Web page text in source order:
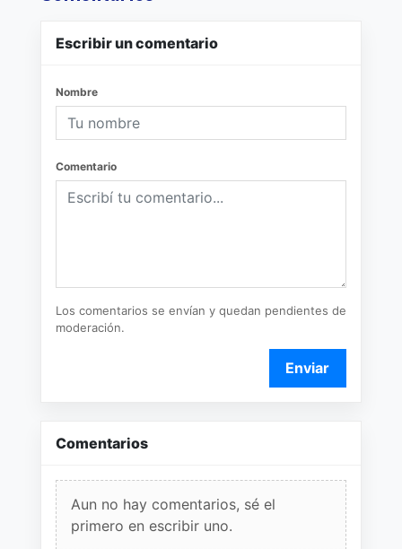
Escribir un comentario
Nombre
Comentario
Los comentarios se envían y quedan pendientes de
moderación.
Enviar
Comentarios
Aun no hay comentarios, sé el
primero en escribir uno.